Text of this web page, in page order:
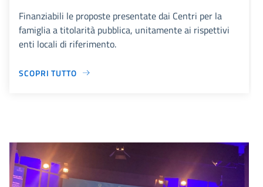
Finanziabili le proposte presentate dai Centri per la
famiglia a titolarità pubblica, unitamente ai rispettivi
enti locali di riferimento.
SCOPRI TUTTO